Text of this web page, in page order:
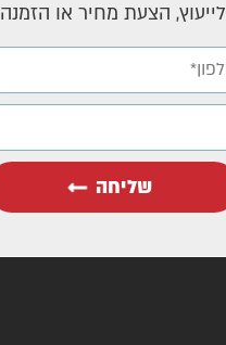
לייעוץ, הצעת מחיר או הזמנה
שליחה